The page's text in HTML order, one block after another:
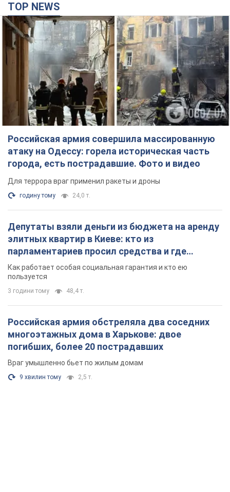
TOP NEWS
Российская армия совершила массированную
атаку на Одессу: горела историческая часть
города, есть пострадавшие. Фото и видео
Для террора враг применил ракеты и дроны
годину тому 24,0 т.
Депутаты взяли деньги из бюджета на аренду
элитных квартир в Киеве: кто из
парламентариев просил средства и где
поселился
Как работает особая социальная гарантия и кто ею
пользуется
3 години тому 48,4 т.
Российская армия обстреляла два соседних
многоэтажных дома в Харькове: двое
погибших, более 20 пострадавших
Враг умышленно бьет по жилым домам
9 хвилин тому 2,5 т.